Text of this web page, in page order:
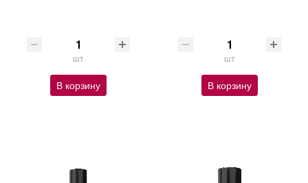
шт
В корзину
шт
В корзину